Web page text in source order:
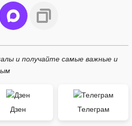
и получайте самые важные и
Дзен Телеграм